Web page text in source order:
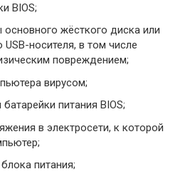
BIOS;
жёсткого диска или
носителя, в том числе
повреждением;
вирусом;
питания BIOS;
в электросети, к которой
питания;